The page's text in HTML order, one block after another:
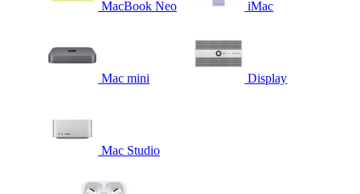
MacBook Neo iMac
Mac mini Display
Mac Studio